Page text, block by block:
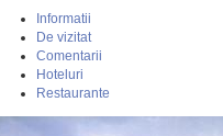
Informatii
De vizitat
Comentarii
Hoteluri
Restaurante